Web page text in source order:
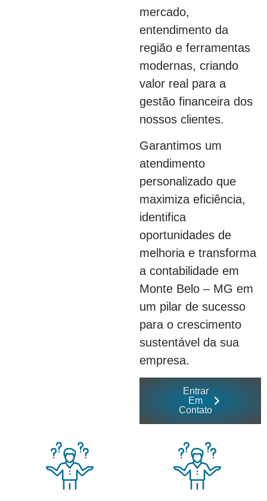
mercado,
entendimento da
região e ferramentas
modernas, criando
valor real para a
gestão financeira dos
nossos clientes.
Garantimos um
atendimento
personalizado que
maximiza eficiência,
identifica
oportunidades de
melhoria e transforma
a contabilidade em
Monte Belo – MG em
um pilar de sucesso
para o crescimento
sustentável da sua
empresa.
Entrar
Em
Contato